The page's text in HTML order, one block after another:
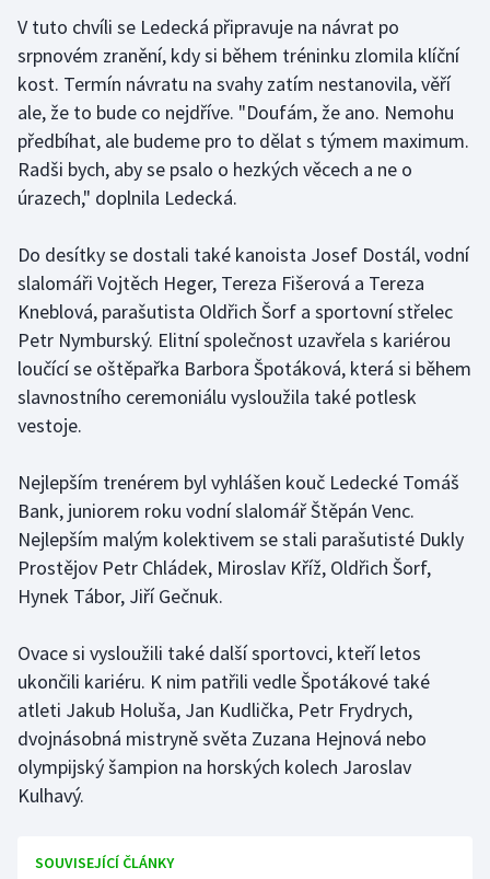
Plavání
Plážový volejbal
Ragby
Rychlobruslení
Rychlostní kanoistika
Short track
Sportovní střelba
Stolní tenis
Veslování
Vodní slalom
Ostatní
V tuto chvíli se Ledecká připravuje na návrat po
srpnovém zranění, kdy si během tréninku zlomila klíční
kost. Termín návratu na svahy zatím nestanovila, věří
ale, že to bude co nejdříve. "Doufám, že ano. Nemohu
předbíhat, ale budeme pro to dělat s týmem maximum.
Radši bych, aby se psalo o hezkých věcech a ne o
úrazech," doplnila Ledecká.
Do desítky se dostali také kanoista Josef Dostál, vodní
slalomáři Vojtěch Heger, Tereza Fišerová a Tereza
Kneblová, parašutista Oldřich Šorf a sportovní střelec
Petr Nymburský. Elitní společnost uzavřela s kariérou
loučící se oštěpařka Barbora Špotáková, která si během
slavnostního ceremoniálu vysloužila také potlesk
vestoje.
Nejlepším trenérem byl vyhlášen kouč Ledecké Tomáš
Bank, juniorem roku vodní slalomář Štěpán Venc.
Nejlepším malým kolektivem se stali parašutisté Dukly
Prostějov Petr Chládek, Miroslav Kříž, Oldřich Šorf,
Hynek Tábor, Jiří Gečnuk.
Ovace si vysloužili také další sportovci, kteří letos
ukončili kariéru. K nim patřili vedle Špotákové také
atleti Jakub Holuša, Jan Kudlička, Petr Frydrych,
dvojnásobná mistryně světa Zuzana Hejnová nebo
olympijský šampion na horských kolech Jaroslav
Kulhavý.
SOUVISEJÍCÍ ČLÁNKY